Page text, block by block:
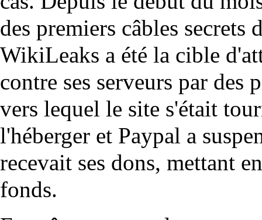
des premiers câbles
WikiLeaks a été la cible
contre ses serveurs par
vers lequel le site s'était
l'héberger et Paypal a
recevait ses dons, mettant
fonds.